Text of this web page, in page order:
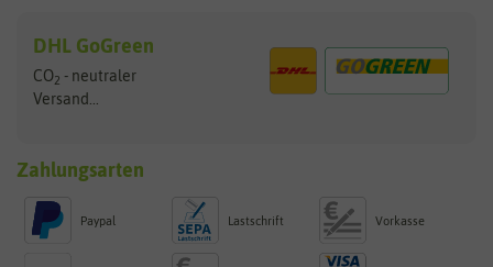
DHL GoGreen
CO2 - neutraler
Versand...
Zahlungsarten
Paypal Lastschrift Vorkasse